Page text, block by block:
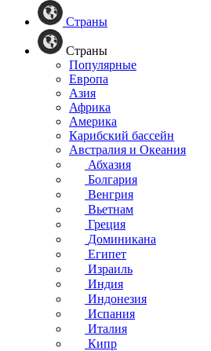
Страны
Страны
Популярные
Европа
Азия
Африка
Америка
Карибский бассейн
Австралия и Океания
Абхазия
Болгария
Венгрия
Вьетнам
Греция
Доминикана
Египет
Израиль
Индия
Индонезия
Испания
Италия
Кипр